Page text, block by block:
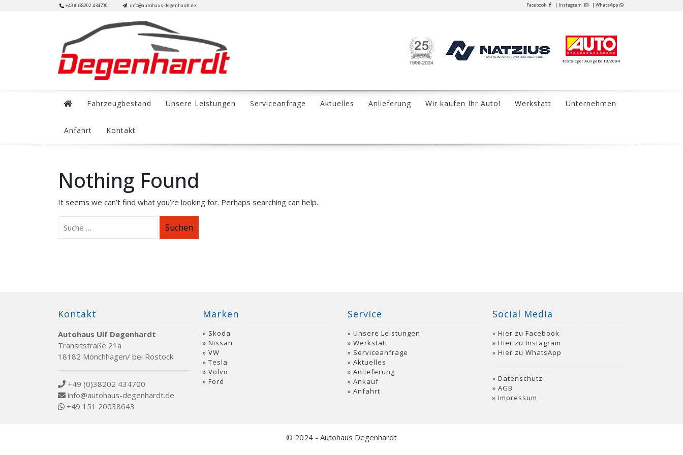
+49 (0)38202 434700 info@autohaus-degenhardt.de Facebook | Instagram | WhatsApp
Testsieger Ausgabe 13/2004
Fahrzeugbestand Unsere Leistungen Serviceanfrage Aktuelles Anlieferung Wir kaufen Ihr Auto! Werkstatt Unternehmen
Anfahrt Kontakt
Nothing Found
It seems we can’t find what you’re looking for. Perhaps searching can help.
Suchen
Kontakt
Autohaus Ulf Degenhardt
Transitstraße 21a
18182 Mönchhagen/ bei Rostock
+49 (0)38202 434700
info@autohaus-degenhardt.de
+49 151 20038643
Marken
Skoda
Nissan
VW
Tesla
Volvo
Ford
Service
Unsere Leistungen
Werkstatt
Serviceanfrage
Aktuelles
Anlieferung
Ankauf
Anfahrt
Social Media
Hier zu Facebook
Hier zu Instagram
Hier zu WhatsApp
Datenschutz
AGB
Impressum
© 2024 - Autohaus Degenhardt